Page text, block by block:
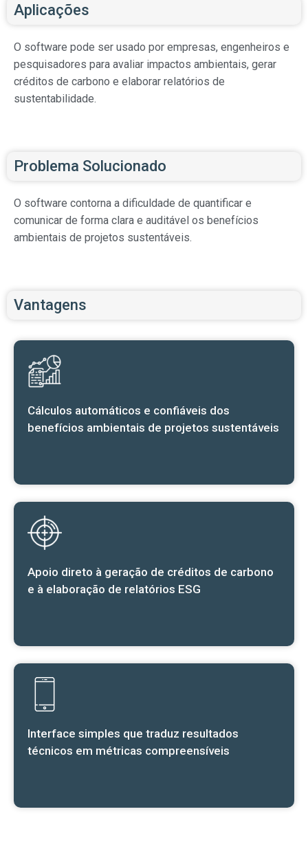
Aplicações
O software pode ser usado por empresas, engenheiros e
pesquisadores para avaliar impactos ambientais, gerar
créditos de carbono e elaborar relatórios de
sustentabilidade.
Problema Solucionado
O software contorna a dificuldade de quantificar e
comunicar de forma clara e auditável os benefícios
ambientais de projetos sustentáveis.
Vantagens
Cálculos automáticos e confiáveis dos
benefícios ambientais de projetos sustentáveis
Apoio direto à geração de créditos de carbono
e à elaboração de relatórios ESG
Interface simples que traduz resultados
técnicos em métricas compreensíveis